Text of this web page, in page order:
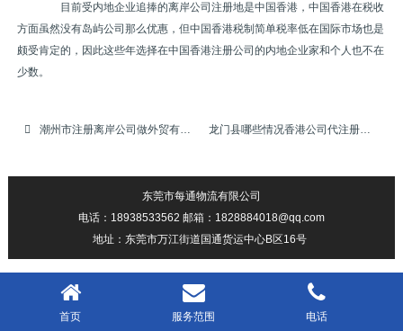
目前受内地企业追捧的离岸公司注册地是中国香港，中国香港在税收
方面虽然没有岛屿公司那么优惠，但中国香港税制简单税率低在国际市场也是
颇受肯定的，因此这些年选择在中国香港注册公司的内地企业家和个人也不在
少数。
潮州市注册离岸公司做外贸有何好处 龙门县哪些情况香港公司代注册，香港公司代申请，代办注册香港公司，代申请注册香港公司名称难获批
东莞市每通物流有限公司
电话：18938533562 邮箱：1828884018@qq.com
地址：东莞市万江街道国通货运中心B区16号
首页 服务范围 电话